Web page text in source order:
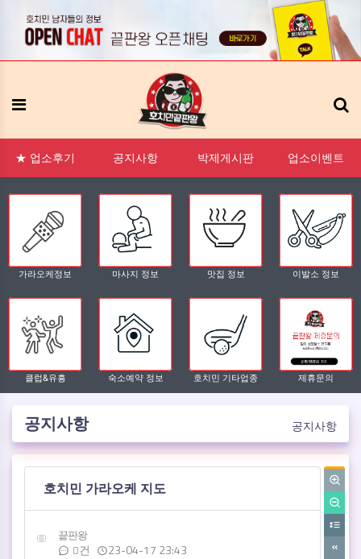
메뉴
★ 업소후기 공지사항 박제게시판 업소이벤트
가라오케정보 마사지 정보 맛집 정보 이발소 정보
클럽&유흥 숙소예약 정보 호치민 기타업종 제휴문의
공지사항 공지사항
호치민 가라오케 지도
작성자
끝판왕
댓글
0건
작성일
23-04-17 23:43
문의 태그모음 신고모음